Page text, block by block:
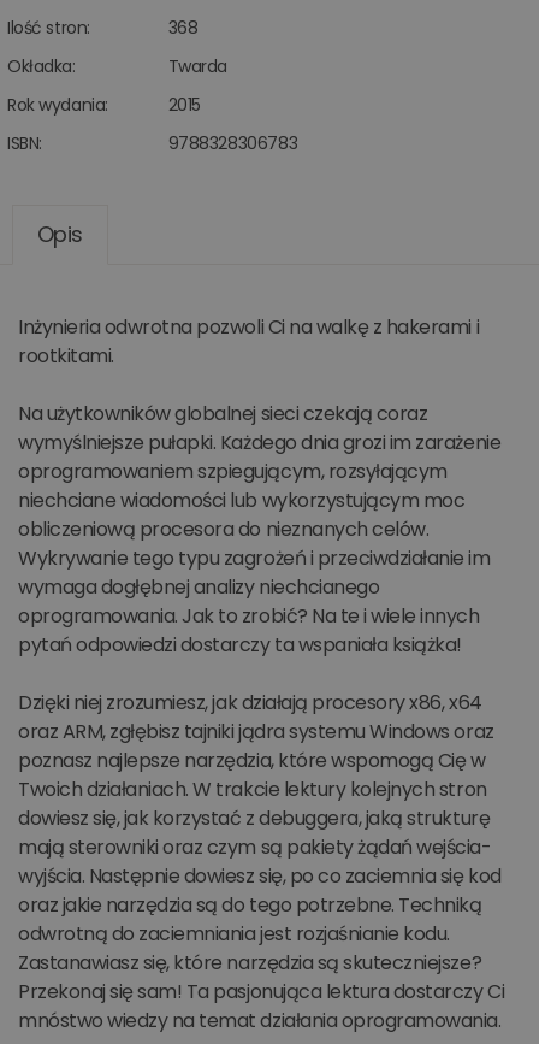
Ilość stron:
368
Okładka:
Twarda
Rok wydania:
2015
ISBN:
9788328306783
Opis
Inżynieria odwrotna pozwoli Ci na walkę z hakerami i
rootkitami.
Na użytkowników globalnej sieci czekają coraz
wymyślniejsze pułapki. Każdego dnia grozi im zarażenie
oprogramowaniem szpiegującym, rozsyłającym
niechciane wiadomości lub wykorzystującym moc
obliczeniową procesora do nieznanych celów.
Wykrywanie tego typu zagrożeń i przeciwdziałanie im
wymaga dogłębnej analizy niechcianego
oprogramowania. Jak to zrobić? Na te i wiele innych
pytań odpowiedzi dostarczy ta wspaniała książka!
Dzięki niej zrozumiesz, jak działają procesory x86, x64
oraz ARM, zgłębisz tajniki jądra systemu Windows oraz
poznasz najlepsze narzędzia, które wspomogą Cię w
Twoich działaniach. W trakcie lektury kolejnych stron
dowiesz się, jak korzystać z debuggera, jaką strukturę
mają sterowniki oraz czym są pakiety żądań wejścia-
wyjścia. Następnie dowiesz się, po co zaciemnia się kod
oraz jakie narzędzia są do tego potrzebne. Techniką
odwrotną do zaciemniania jest rozjaśnianie kodu.
Zastanawiasz się, które narzędzia są skuteczniejsze?
Przekonaj się sam! Ta pasjonująca lektura dostarczy Ci
mnóstwo wiedzy na temat działania oprogramowania.